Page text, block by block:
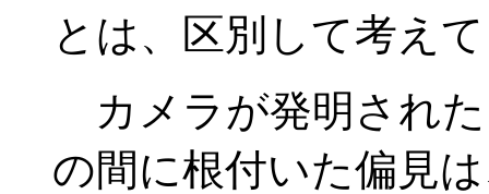
とは、区別して考え
カメラが発明され
の間に根付いた偏見